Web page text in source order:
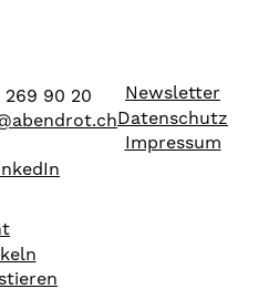
269 90 20
abendrot.ch
Newsletter
Datenschutz
Impressum